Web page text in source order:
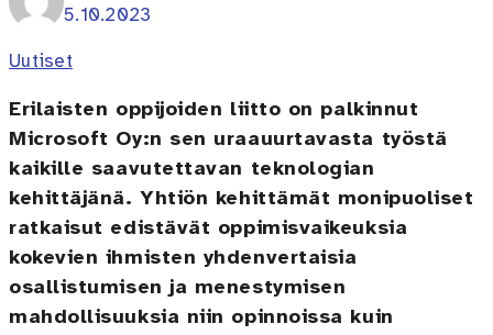
5.10.2023
Uutiset
Erilaisten oppijoiden liitto on palkinnut
Microsoft Oy:n sen uraauurtavasta työstä
kaikille saavutettavan teknologian
kehittäjänä. Yhtiön kehittämät monipuoliset
ratkaisut edistävät oppimisvaikeuksia
kokevien ihmisten yhdenvertaisia
osallistumisen ja menestymisen
mahdollisuuksia niin opinnoissa kuin